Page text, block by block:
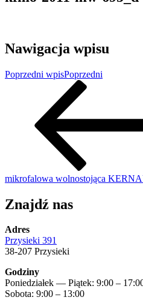
Nawigacja wpisu
Poprzedni wpisPoprzedni
mikrofalowa wolnostojąca
Znajdź nas
Adres
Przysieki 391
38-207 Przysieki
Godziny
Poniedziałek — Piątek: 9:00 –
Sobota: 9:00 – 13:00